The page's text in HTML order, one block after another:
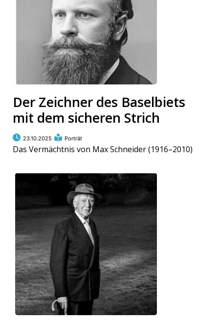
Der Zeichner des Baselbiets
mit dem sicheren Strich
23.10.2025 Porträt
Das Vermächtnis von Max Schneider (1916–2010)